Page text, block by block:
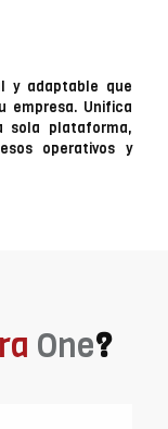
y adaptable que
empresa. Unifica
sola plataforma,
operativos y
One?